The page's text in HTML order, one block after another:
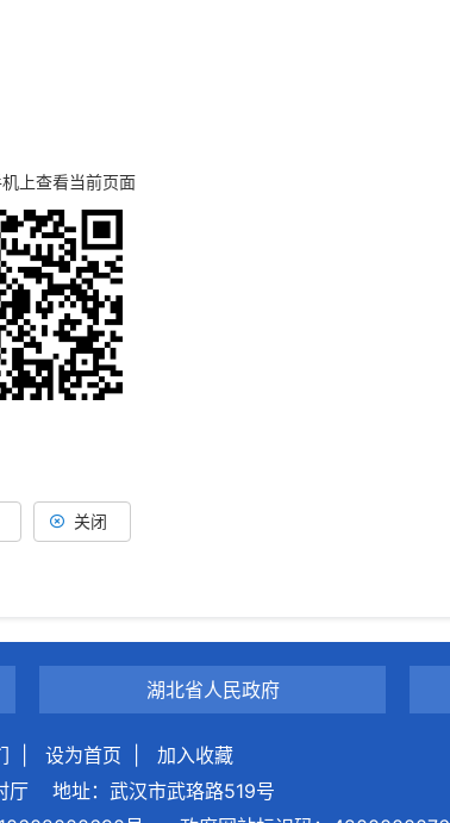
上查看当前页面
关闭
湖北省人民政府
设为首页
加入收藏
厅
地址：武汉市武珞路519号